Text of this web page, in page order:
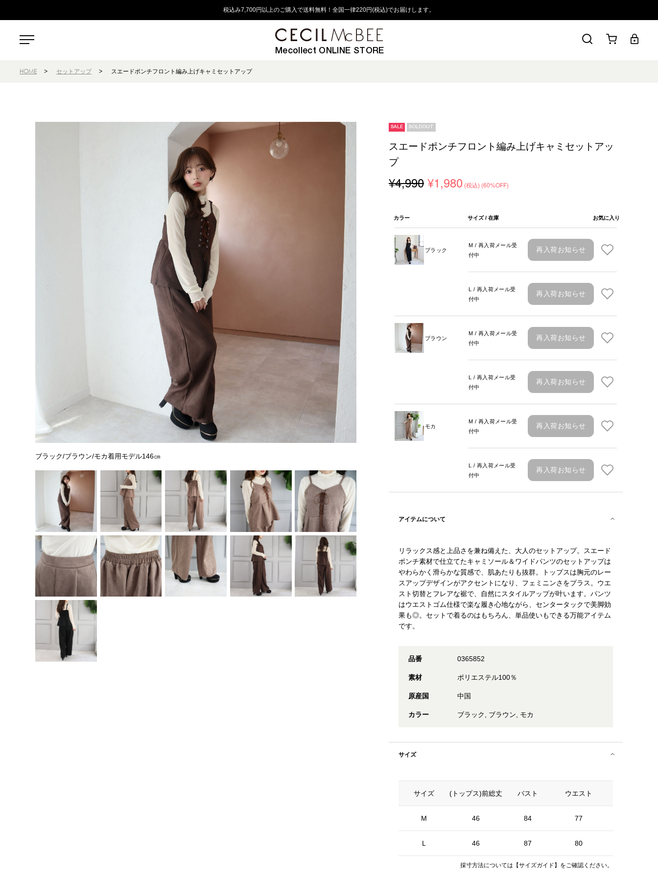
税込み7,700円以上のご購入で送料無料！全国一律220円(税込)でお届けします。
Mecollect ONLINE STORE
HOME > セットアップ > スエードポンチフロント編み上げキャミセットアップ
ブラック/ブラウン/モカ着用モデル146㎝
SALE SOLDOUT
スエードポンチフロント編み上げキャミセットアッ
プ
¥4,990 ¥1,980 (税込) (60%OFF)
カラー サイズ / 在庫 お気に入り
ブラック
M / 再入荷メール受
付中
再入荷お知らせ
L / 再入荷メール受
付中
再入荷お知らせ
ブラウン
M / 再入荷メール受
付中
再入荷お知らせ
L / 再入荷メール受
付中
再入荷お知らせ
モカ
M / 再入荷メール受
付中
再入荷お知らせ
L / 再入荷メール受
付中
再入荷お知らせ
アイテムについて
リラックス感と上品さを兼ね備えた、大人のセットアップ。スエード
ポンチ素材で仕立てたキャミソール＆ワイドパンツのセットアップは
やわらかく滑らかな質感で、肌あたりも抜群。トップスは胸元のレー
スアップデザインがアクセントになり、フェミニンさをプラス。ウエ
スト切替とフレアな裾で、自然にスタイルアップが叶います。パンツ
はウエストゴム仕様で楽な履き心地ながら、センタータックで美脚効
果も◎。セットで着るのはもちろん、単品使いもできる万能アイテム
です。
品番 0365852
素材 ポリエステル100％
原産国 中国
カラー ブラック, ブラウン, モカ
サイズ
サイズ
M
L
(トップス)前総丈 バスト ウエスト
46 84 77
46 87 80
採寸方法については 【サイズガイド】 をご確認ください。